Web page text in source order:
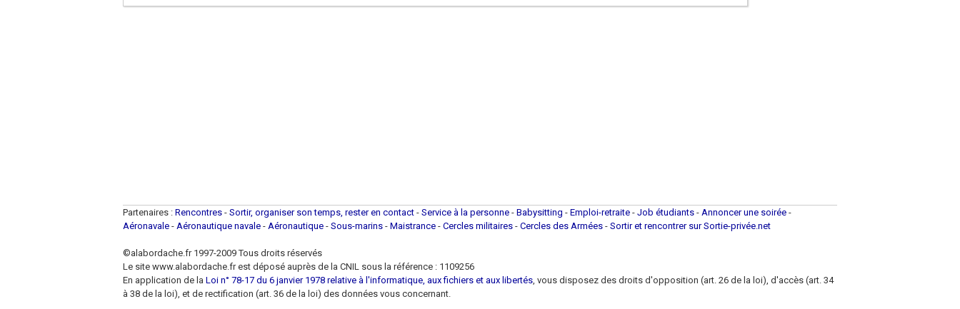
Partenaires : Rencontres - Sortir, organiser son temps, rester en contact - Service à la personne - Babysitting - Emploi-retraite - Job étudiants - Annoncer une soirée -
Aéronavale - Aéronautique navale - Aéronautique - Sous-marins - Maistrance - Cercles militaires - Cercles des Armées - Sortir et rencontrer sur Sortie-privée.net
©alabordache.fr 1997-2009 Tous droits réservés
Le site www.alabordache.fr est déposé auprès de la CNIL sous la référence : 1109256
En application de la Loi n° 78-17 du 6 janvier 1978 relative à l'informatique, aux fichiers et aux libertés, vous disposez des droits d'opposition (art. 26 de la loi), d'accès (art. 34
à 38 de la loi), et de rectification (art. 36 de la loi) des données vous concernant.